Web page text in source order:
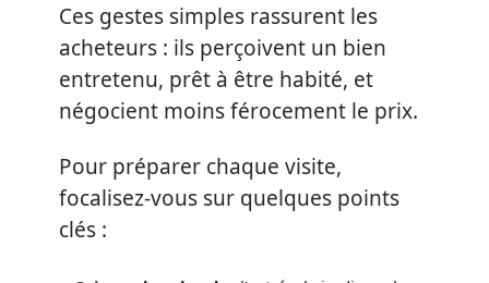
Ces gestes simples rassurent les
acheteurs : ils perçoivent un bien
entretenu, prêt à être habité, et
négocient moins férocement le prix.
Pour préparer chaque visite,
focalisez-vous sur quelques points
clés :